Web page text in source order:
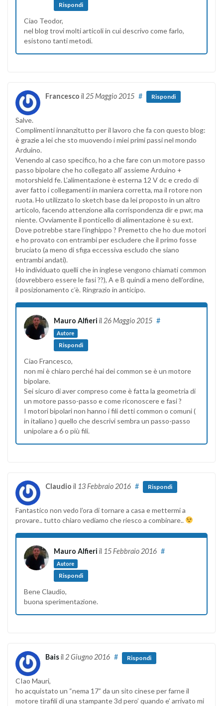
Rispondi
Ciao Teodor,
nel blog trovi molti articoli in cui descrivo come farlo,
esistono tanti metodi.
Francesco il 25 Maggio 2015 # Rispondi
Salve.
Complimenti innanzitutto per il lavoro che fa con questo blog:
è grazie a lei che sto muovendo i miei primi passi nel mondo
Arduino.
Venendo al caso specifico, ho a che fare con un motore passo
passo bipolare che ho collegato all’ assieme Arduino +
motorshield fe. L’alimentazione è esterna 12 V dc e credo di
aver fatto i collegamenti in maniera corretta, ma il rotore non
ruota. Ho utilizzato lo sketch base da lei proposto in un altro
articolo, facendo attenzione alla corrispondenza dir e pwr, ma
niente. Ovviamente il ponticello di alimentazione è su ext.
Dove potrebbe stare l’inghippo ? Premetto che ho due motori
e ho provato con entrambi per escludere che il primo fosse
bruciato (a meno di sfiga eccessiva escludo che siano
entrambi andati).
Ho individuato quelli che in inglese vengono chiamati common
(dovrebbero essere le fasi ??), A e B quindi a meno dell’ordine,
il posizionamento c’è. Ringrazio in anticipo.
Mauro Alfieri il 26 Maggio 2015
Autore
#
Rispondi
Ciao Francesco,
non mi è chiaro perché hai dei common se è un motore
bipolare.
Sei sicuro di aver compreso come è fatta la geometria di
un motore passo-passo e come riconoscere e fasi ?
I motori bipolari non hanno i fili detti common o comuni (
in italiano ) quello che descrivi sembra un passo-passo
unipolare a 6 o più fili.
Claudio il 13 Febbraio 2016 # Rispondi
Fantastico non vedo l’ora di tornare a casa e mettermi a
provare.. tutto chiaro vediamo che riesco a combinare..
Mauro Alfieri il 15 Febbraio 2016
Autore
#
Rispondi
Bene Claudio,
buona sperimentazione.
Baisil 2 Giugno 2016 # Rispondi
CIao Mauri,
ho acquistato un “nema 17” da un sito cinese per farne il
motore tirafili di una stampante 3d pero’ quando e’ arrivato mi